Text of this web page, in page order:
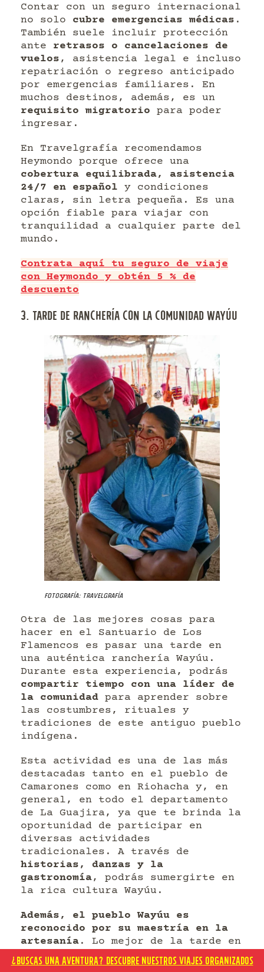
Contar con un seguro internacional
no solo cubre emergencias médicas .
También suele incluir protección
ante retrasos o cancelaciones de
vuelos , asistencia legal e incluso
repatriación o regreso anticipado
por emergencias familiares. En
muchos destinos, además, es un
requisito migratorio para poder
ingresar.
En Travelgrafía recomendamos
Heymondo porque ofrece una
cobertura equilibrada, asistencia
24/7 en español y condiciones
claras, sin letra pequeña. Es una
opción fiable para viajar con
tranquilidad a cualquier parte del
mundo.
Contrata aquí tu seguro de viaje
con Heymondo y obtén 5 % de
descuento
3. TARDE DE RANCHERÍA CON LA COMUNIDAD WAYÚU
Fotografía: Travelgrafía
Otra de las mejores cosas para
hacer en el Santuario de Los
Flamencos es pasar una tarde en
una auténtica ranchería Wayúu.
Durante esta experiencia, podrás
compartir tiempo con una líder de
la comunidad para aprender sobre
las costumbres, rituales y
tradiciones de este antiguo pueblo
indígena.
Esta actividad es una de las más
destacadas tanto en el pueblo de
Camarones como en Riohacha y, en
general, en todo el departamento
de La Guajira, ya que te brinda la
oportunidad de participar en
diversas actividades
tradicionales. A través de
historias, danzas y la
gastronomía, podrás sumergirte en
la rica cultura Wayúu.
Además, el pueblo Wayúu es
reconocido por su maestría en la
artesanía . Lo mejor de la tarde en
la ranchería es que podrás conocer
a las mujeres que se dedican a
¿BUSCAS UNA AVENTURA? DESCUBRE NUESTROS VIAJES ORGANIZADOS